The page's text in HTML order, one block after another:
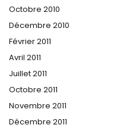
Octobre 2010
Décembre 2010
Février 2011
Avril 2011
Juillet 2011
Octobre 2011
Novembre 2011
Décembre 2011